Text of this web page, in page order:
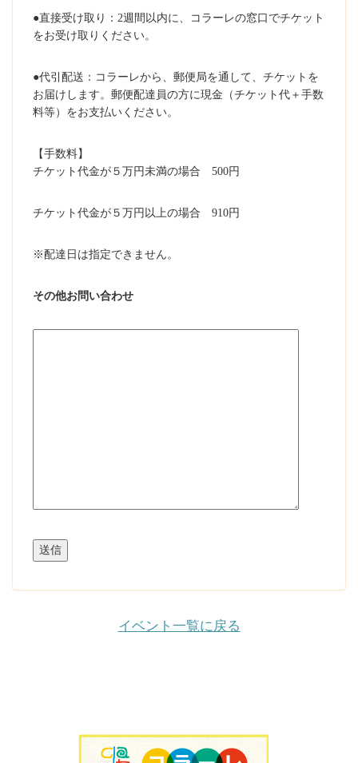
●直接受け取り：2週間以内に、コラーレの窓口でチケット
をお受け取りください。
●代引配送：コラーレから、郵便局を通して、チケットを
お届けします。郵便配達員の方に現金（チケット代＋手数
料等）をお支払いください。
【手数料】
チケット代金が５万円未満の場合 500円
チケット代金が５万円以上の場合 910円
※配達日は指定できません。
その他お問い合わせ
イベント一覧に戻る